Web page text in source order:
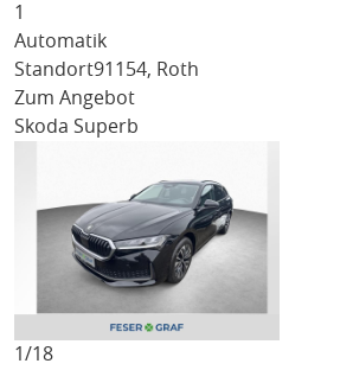
1
Automatik
Standort91154, Roth
Zum Angebot
Skoda Superb
1/18